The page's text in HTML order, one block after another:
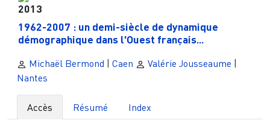
2013
1962-2007 : un demi-siècle de dynamique
démographique dans l'Ouest français...
Michaël Bermond | Caen Valérie Jousseaume |
Nantes
Accès Résumé Index